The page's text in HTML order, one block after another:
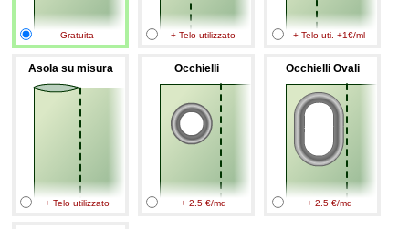
Gratuita + Telo utilizzato + Telo uti. +1€/ml
Asola su misura
+ Telo utilizzato
Occhielli
+ 2.5 €/mq
Occhielli Ovali
+ 2.5 €/mq